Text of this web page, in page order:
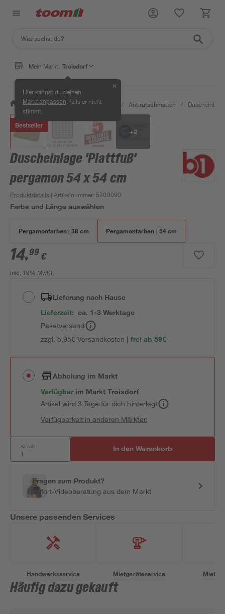
Mein Markt: Troisdorf
Hier kannst du deinen
Markt anpassen , falls er nicht
stimmt.
✕
/ Bad & Sanitär / Badsicherheit / Antirutschmatten /
Bestseller
+2
Duscheinlage 'Plattfuß'
pergamon 54 x 54 cm
Produktdetails | Artikelnummer: 5200090
Farbe und Länge auswählen
Pergamonfarben | 38 cm Pergamonfarben | 54 cm
14,99 €
inkl. 19% MwSt.
Lieferung nach Hause
Lieferzeit: ca. 1-3 Werktage
Paketversand
zzgl. 5,95€ Versandkosten | frei ab 59€
Abholung im Markt
Verfügbar im MarktTroisdorf
Artikel wird 3 Tage für dich hinterlegt
Verfügbarkeit in anderen Märkten
Anzahl: In den Warenkorb
Fragen zum Produkt?
Sofort-Videoberatung aus dem Markt
Unsere passenden Services
Handwerksservice Mietgeräteservice
Häufig dazu gekauft